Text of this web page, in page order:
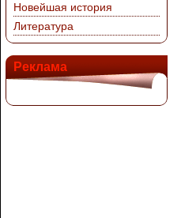
Новейшая история
Литература
Реклама